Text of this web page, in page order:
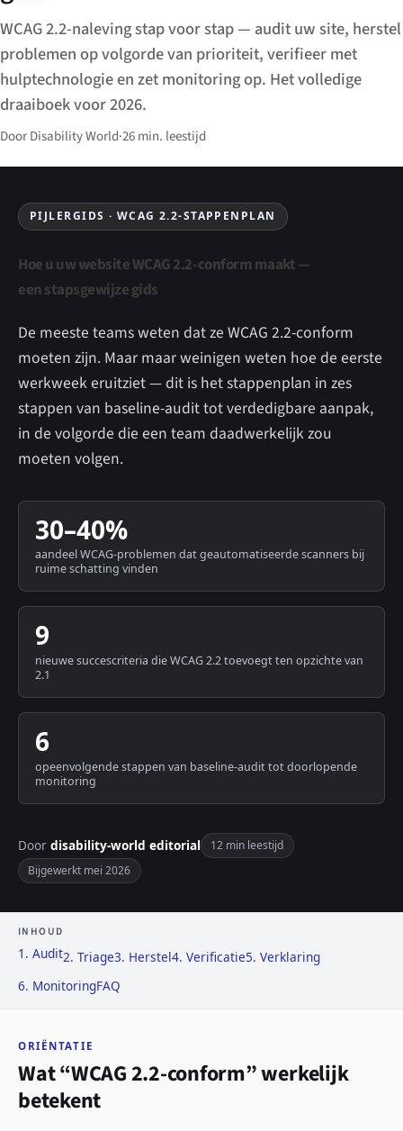
WCAG 2.2-naleving stap voor stap — audit uw site, herstel
problemen op volgorde van prioriteit, verifieer met
hulptechnologie en zet monitoring op. Het volledige
draaiboek voor 2026.
Door Disability World·26 min. leestijd
PIJLERGIDS · WCAG 2.2-STAPPENPLAN
Hoe u uw website WCAG 2.2-conform maakt —
een stapsgewijze gids
De meeste teams weten dat ze WCAG 2.2-conform
moeten zijn. Maar maar weinigen weten hoe de eerste
werkweek eruitziet — dit is het stappenplan in zes
stappen van baseline-audit tot verdedigbare aanpak,
in de volgorde die een team daadwerkelijk zou
moeten volgen.
30–40%
aandeel WCAG-problemen dat geautomatiseerde scanners bij
ruime schatting vinden
9
nieuwe succescriteria die WCAG 2.2 toevoegt ten opzichte van
2.1
6
opeenvolgende stappen van baseline-audit tot doorlopende
monitoring
Door disability-world editorial
12 min leestijd
Bijgewerkt mei 2026
INHOUD
1. Audit2. Triage3. Herstel4. Verificatie5. Verklaring
6. MonitoringFAQ
ORIËNTATIE
Wat “WCAG 2.2-conform” werkelijk
betekent